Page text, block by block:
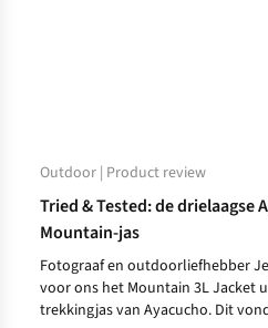
Outdoor | Product review
Tried & Tested: de drielaagse
Mountain-jas
Fotograaf en outdoorliefhebber
voor ons het Mountain 3L Jacket
trekkingjas van Ayacucho. Dit